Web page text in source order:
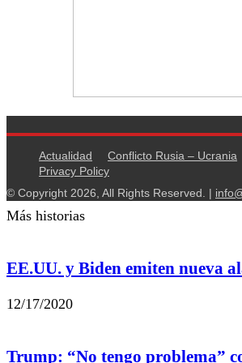
Actualidad Conflicto Rusia – Ucrania
Privacy Policy
© Copyright 2026, All Rights Reserved. |
Más historias
EE.UU. y Biden emiten nueva
12/17/2020
Trump: “No tengo problema”